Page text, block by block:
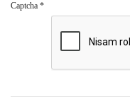
Captcha *